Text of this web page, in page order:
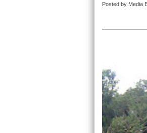
Posted by Media